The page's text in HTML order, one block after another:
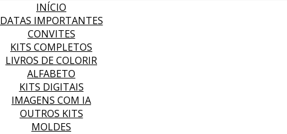
INÍCIO
DATAS IMPORTANTES
CONVITES
KITS COMPLETOS
LIVROS DE COLORIR
ALFABETO
KITS DIGITAIS
IMAGENS COM IA
OUTROS KITS
MOLDES